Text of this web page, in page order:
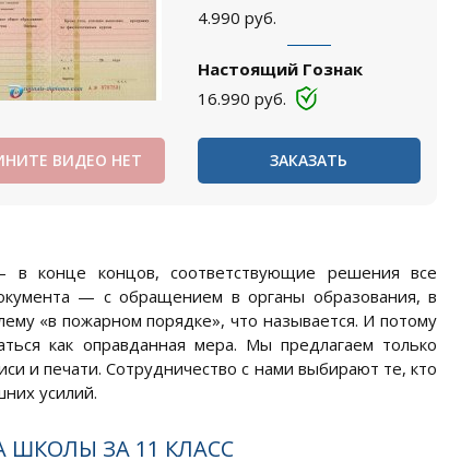
4.990 руб.
Настоящий Гознак
16.990 руб.
ВИДЕО НЕТ ЗАКАЗАТЬ
в конце концов, соответствующие решения все
— с обращением в органы образования, в
«в пожарном порядке», что называется. И потому
как оправданная мера. Мы предлагаем только
и печати. Сотрудничество с нами выбирают те, кто
усилий.
ЗА 11 КЛАСС